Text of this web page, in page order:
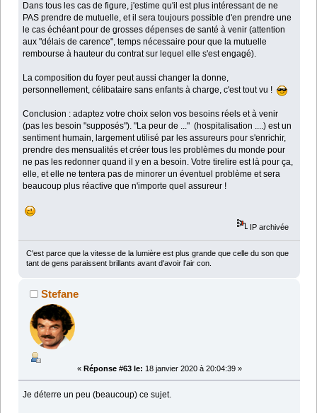
Dans tous les cas de figure, j'estime qu'il est plus intéressant de ne
PAS prendre de mutuelle, et il sera toujours possible d'en prendre une
le cas échéant pour de grosses dépenses de santé à venir (attention
aux "délais de carence", temps nécessaire pour que la mutuelle
rembourse à hauteur du contrat sur lequel elle s'est engagé).
La composition du foyer peut aussi changer la donne,
personnellement, célibataire sans enfants à charge, c'est tout vu !
Conclusion : adaptez votre choix selon vos besoins réels et à venir
(pas les besoin "supposés"). "La peur de ..." (hospitalisation ....) est un
sentiment humain, largement utilisé par les assureurs pour s'enrichir,
prendre des mensualités et créer tous les problèmes du monde pour
ne pas les redonner quand il y en a besoin. Votre tirelire est là pour ça,
elle, et elle ne tentera pas de minorer un éventuel problème et sera
beaucoup plus réactive que n'importe quel assureur !
IP archivée
C'est parce que la vitesse de la lumière est plus grande que celle du son que
tant de gens paraissent brillants avant d'avoir l'air con.
Stefane
« Réponse #63 le: 18 janvier 2020 à 20:04:39 »
Je déterre un peu (beaucoup) ce sujet.